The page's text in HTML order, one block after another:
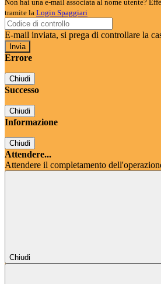
Non hai una e-mail associata al nome utente?
tramite la Login Spaggiari
E-mail inviata, si prega di controllare la
Errore
Chiudi
Successo
Chiudi
Informazione
Chiudi
Attendere...
Attendere il completamento
Chiudi